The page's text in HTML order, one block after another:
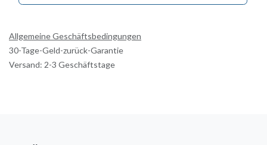
Allgemeine Geschäftsbedingungen
30-Tage-Geld-zurück-Garantie
Versand: 2-3 Geschäftstage